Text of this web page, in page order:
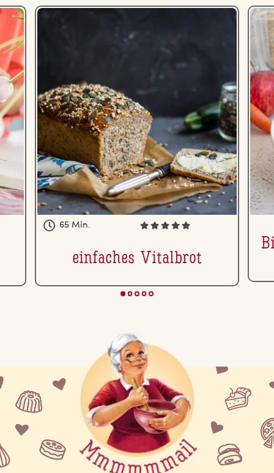
65 Min.
einfaches Vitalbrot